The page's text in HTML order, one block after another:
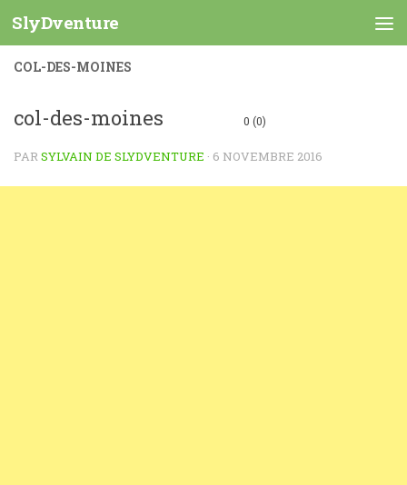
Skip to content
SlyDventure
COL-DES-MOINES
col-des-moines 0 (0)
PARSYLVAIN DE SLYDVENTURE · 6 NOVEMBRE 2016